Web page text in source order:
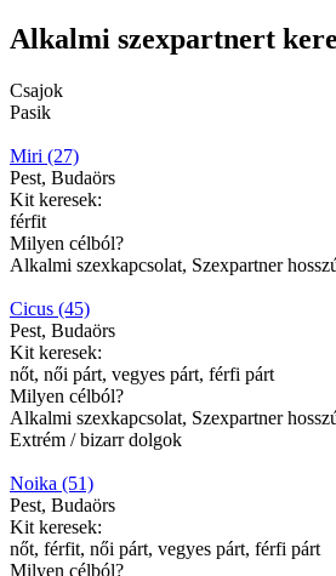
Alkalmi szexpartnert
Csajok
Pasik
Miri (27)
Pest, Budaörs
Kit keresek:
férfit
Milyen célból?
Alkalmi szexkapcsolat, Szexpartner
Cicus (45)
Pest, Budaörs
Kit keresek:
nőt, női párt, vegyes párt, férfi párt
Milyen célból?
Alkalmi szexkapcsolat, Szexpartner
Extrém / bizarr dolgok
Noika (51)
Pest, Budaörs
Kit keresek:
nőt, férfit, női párt, vegyes párt, férfi párt
Milyen célból?